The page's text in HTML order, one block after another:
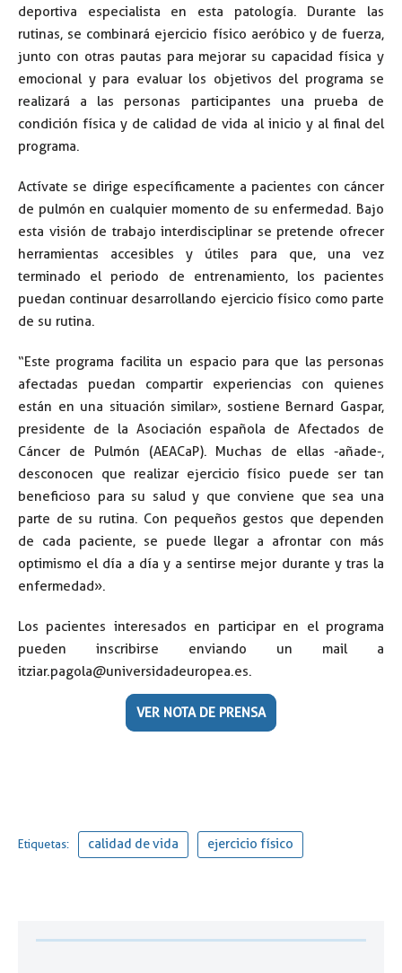
deportiva especialista en esta patología. Durante las
rutinas, se combinará ejercicio físico aeróbico y de fuerza,
junto con otras pautas para mejorar su capacidad física y
emocional y para evaluar los objetivos del programa se
realizará a las personas participantes una prueba de
condición física y de calidad de vida al inicio y al final del
programa.
Actívate se dirige específicamente a pacientes con cáncer
de pulmón en cualquier momento de su enfermedad. Bajo
esta visión de trabajo interdisciplinar se pretende ofrecer
herramientas accesibles y útiles para que, una vez
terminado el periodo de entrenamiento, los pacientes
puedan continuar desarrollando ejercicio físico como parte
de su rutina.
“Este programa facilita un espacio para que las personas
afectadas puedan compartir experiencias con quienes
están en una situación similar», sostiene Bernard Gaspar,
presidente de la Asociación española de Afectados de
Cáncer de Pulmón (AEACaP). Muchas de ellas -añade-,
desconocen que realizar ejercicio físico puede ser tan
beneficioso para su salud y que conviene que sea una
parte de su rutina. Con pequeños gestos que dependen
de cada paciente, se puede llegar a afrontar con más
optimismo el día a día y a sentirse mejor durante y tras la
enfermedad».
Los pacientes interesados en participar en el programa
pueden inscribirse enviando un mail a
itziar.pagola@universidadeuropea.es.
VER NOTA DE PRENSA
Etiquetas: calidad de vida ejercicio físico